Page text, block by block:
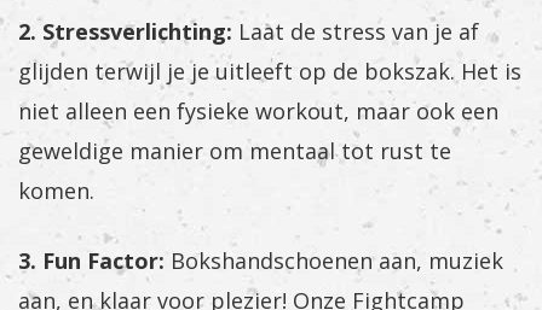
2. Stressverlichting: Laat de stress van je af
glijden terwijl je je uitleeft op de bokszak. Het is
niet alleen een fysieke workout, maar ook een
geweldige manier om mentaal tot rust te
komen.
3. Fun Factor: Bokshandschoenen aan, muziek
aan, en klaar voor plezier! Onze Fightcamp